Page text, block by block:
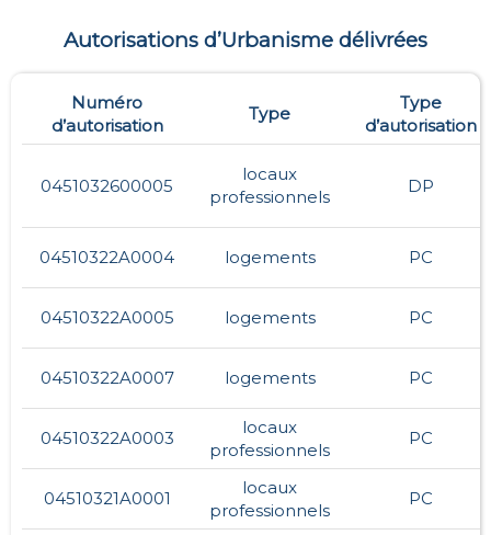
Autorisations d’Urbanisme délivrées
Numéro
d’autorisation
Type
Type
d’autorisation
0451032600005
locaux
professionnels
DP
04510322A0004 logements PC
04510322A0005 logements PC
04510322A0007 logements PC
04510322A0003
locaux
professionnels
PC
04510321A0001
locaux
professionnels
PC